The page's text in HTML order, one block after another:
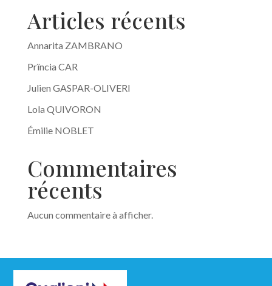
Articles récents
Annarita ZAMBRANO
Prïncia CAR
Julien GASPAR-OLIVERI
Lola QUIVORON
Émilie NOBLET
Commentaires
récents
Aucun commentaire à afficher.